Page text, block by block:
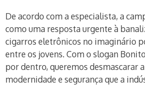
De acordo com a especialista, a
como uma resposta urgente à
cigarros eletrônicos no imaginário
entre os jovens. Com o slogan
por dentro, queremos desmascarar
modernidade e segurança que a